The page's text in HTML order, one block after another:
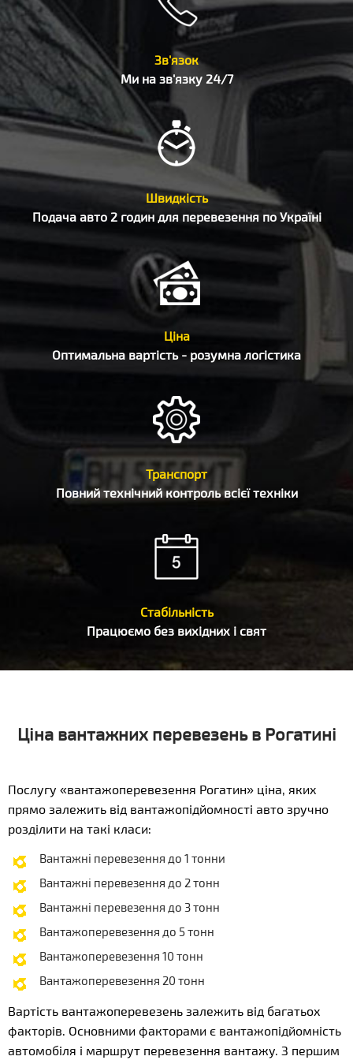
Зв'язок
Ми на зв'язку 24/7
Швидкість
Подача авто 2 годин для перевезення по Україні
Ціна
Оптимальна вартість - розумна логістика
Транспорт
Повний технічний контроль всієї техніки
Стабільність
Працюємо без вихідних і свят
Ціна вантажних перевезень в Рогатині
Послугу «вантажоперевезення Рогатин» ціна, яких
прямо залежить від вантажопідйомності авто зручно
розділити на такі класи:
Вантажні перевезення до 1 тонни
Вантажні перевезення до 2 тонн
Вантажні перевезення до 3 тонн
Вантажоперевезення до 5 тонн
Вантажоперевезення 10 тонн
Вантажоперевезення 20 тонн
Вартість вантажоперевезень залежить від багатьох
факторів. Основними факторами є вантажопідйомність
автомобіля і маршрут перевезення вантажу. З першим